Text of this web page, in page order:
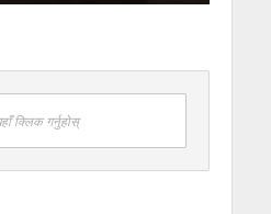
क्लिक गर्नुहोस्